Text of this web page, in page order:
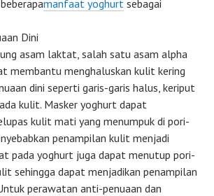
manfaat yoghurt sebagai
Dini
asam laktat, salah satu asam alpha
membantu menghaluskan kulit kering
dini seperti garis-garis halus, keriput
kulit. Masker yoghurt dapat
kulit mati yang menumpuk di pori-
penampilan kulit menjadi
pada yoghurt juga dapat menutup pori-
sehingga dapat menjadikan penampilan
perawatan anti-penuaan dan